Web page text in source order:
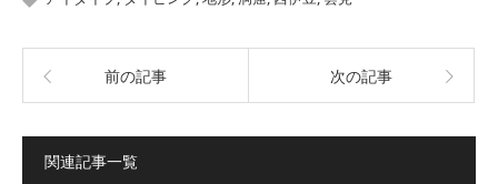
前の記事 次の記事
関連記事一覧